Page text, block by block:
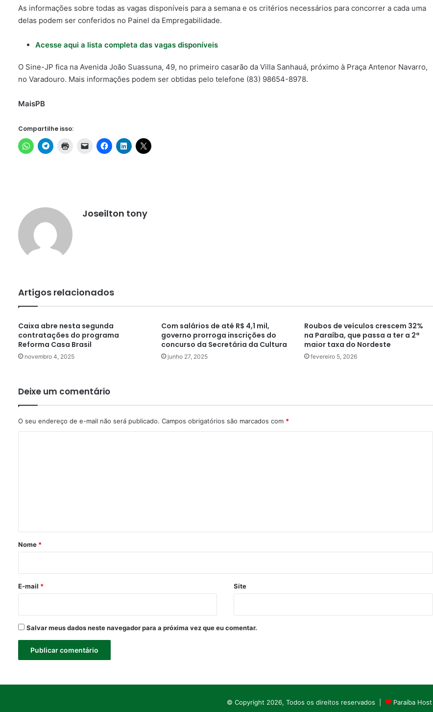
As informações sobre todas as vagas disponíveis para a semana e os critérios necessários para concorrer a cada uma
delas podem ser conferidos no Painel da Empregabilidade.
Acesse aqui a lista completa das vagas disponíveis
O Sine-JP fica na Avenida João Suassuna, 49, no primeiro casarão da Villa Sanhauá, próximo à Praça Antenor Navarro,
no Varadouro. Mais informações podem ser obtidas pelo telefone (83) 98654-8978.
MaisPB
Compartilhe isso:
Joseilton tony
Artigos relacionados
Caixa abre nesta segunda
contratações do programa
Reforma Casa Brasil
novembro 4, 2025
Com salários de até R$ 4,1 mil,
governo prorroga inscrições do
concurso da Secretária da Cultura
junho 27, 2025
Roubos de veículos crescem 32%
na Paraíba, que passa a ter a 2ª
maior taxa do Nordeste
fevereiro 5, 2026
Deixe um comentário
O seu endereço de e-mail não será publicado. Campos obrigatórios são marcados com *
r
*
Nome *
E-mail * Site
Salvar meus dados neste navegador para a próxima vez que eu comentar.
© Copyright 2026, Todos os direitos reservados | Paraíba Host